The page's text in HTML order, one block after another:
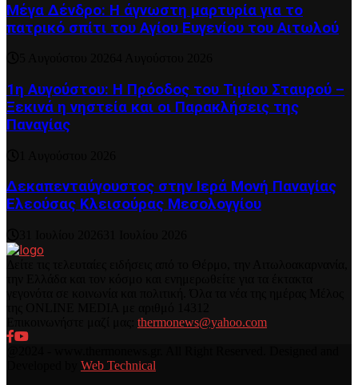
Μέγα Δένδρο: Η άγνωστη μαρτυρία για το
πατρικό σπίτι του Αγίου Ευγενίου του Αιτωλού
1η Αυγούστου: Η Πρόοδος του Τιμίου Σταυρού –
Ξεκινά η νηστεία και οι Παρακλήσεις της
Παναγίας
Δεκαπενταύγουστος στην Ιερά Μονή Παναγίας
Ελεούσας Κλεισούρας Μεσολογγίου
thermonews@yahoo.com
Facebook
Youtube
Web Technical